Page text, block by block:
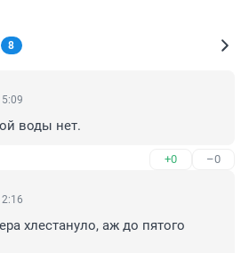
8
воды нет.
+0 –0
хлестануло, аж до пятого